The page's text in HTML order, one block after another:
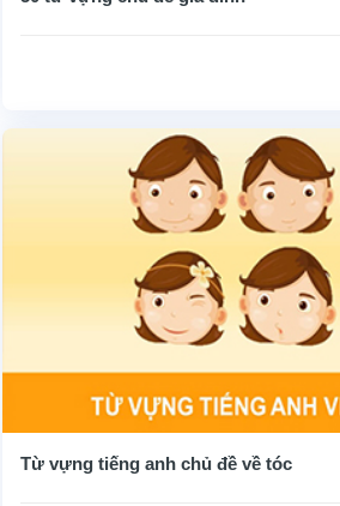
Từ vựng tiếng anh chủ đề về tóc